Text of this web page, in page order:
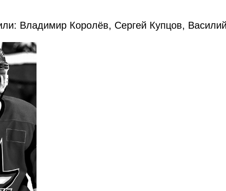
Владимир Королёв, Сергей Купцов,